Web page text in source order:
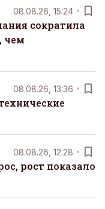
08.08.26, 15:24
сократила
чем
08.08.26, 13:36
08.08.26, 12:28
рост показало